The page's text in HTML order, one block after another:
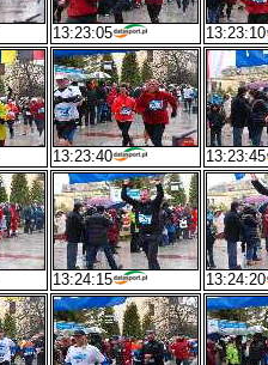
13:23:05 13:23:10
13:23:40 13:23:45
13:24:15 13:24:20